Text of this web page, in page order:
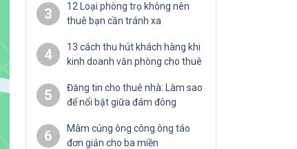
3
12 Loại phòng trọ không nên
thuê bạn cần tránh xa
4
13 cách thu hút khách hàng khi
kinh doanh văn phòng cho thuê
5
Đăng tin cho thuê nhà: Làm sao
để nổi bật giữa đám đông
6
Mâm cúng ông công ông táo
đơn giản cho ba miền